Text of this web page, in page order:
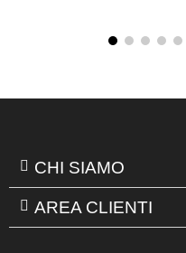
CHI SIAMO
AREA CLIENTI